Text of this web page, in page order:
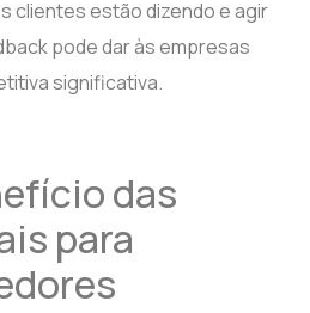
clientes estão dizendo e agir
pode dar às empresas
significativa.
das
para